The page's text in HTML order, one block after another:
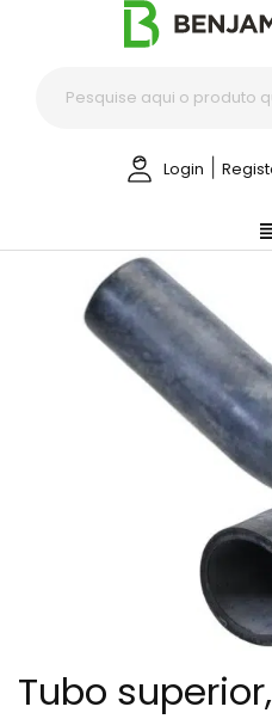
Login
Tubo